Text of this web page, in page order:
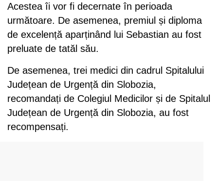
Acestea îi vor fi decernate în perioada
următoare. De asemenea, premiul și diploma
de excelență aparținând lui Sebastian au fost
preluate de tatăl său.
De asemenea, trei medici din cadrul Spitalului
Județean de Urgență din Slobozia,
recomandați de Colegiul Medicilor și de Spitalul
Județean de Urgență din Slobozia, au fost
recompensați.